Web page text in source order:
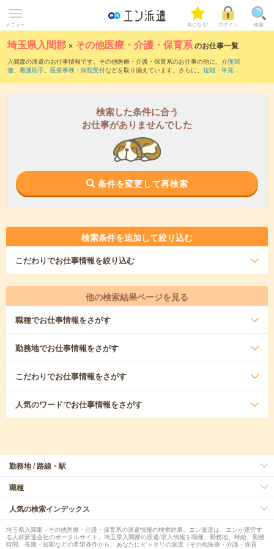
メニュー 気になる! ログイン 検索
埼玉県入間郡 × その他医療・介護・保育系のお仕事一覧
入間郡の派遣のお仕事情報です。その他医療・介護・保育系のお仕事の他に、 介護関
連、 看護助手、 医療事務・病院受付などを取り揃えています。さらに、 短期 ・ 単発な
検索した条件に合う
お仕事がありませんでした
条件を変更して再検索
検索条件を追加して絞り込む
こだわりでお仕事情報を絞り込む
他の検索結果ページを見る
職種でお仕事情報をさがす
勤務地でお仕事情報をさがす
こだわりでお仕事情報をさがす
人気のワードでお仕事情報をさがす
勤務地 / 路線・駅
職種
人気の検索インデックス
埼玉県入間郡 - その他医療・介護・保育系の派遣情報の検索結果。エン派遣は、エンが運営す
る人材派遣会社のポータルサイト。埼玉県入間郡の派遣/求人情報を職種、勤務地、時給、勤務
時間、長期・短期などの希望条件から、あなたにピッタリの派遣（その他医療・介護・保育